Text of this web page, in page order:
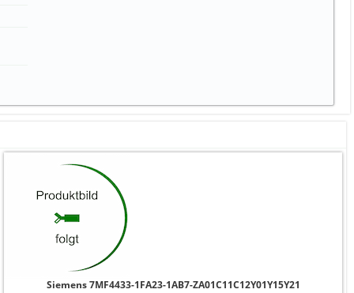
Siemens 7MF4433-1FA23-1AB7-ZA01C11C12Y01Y15Y21